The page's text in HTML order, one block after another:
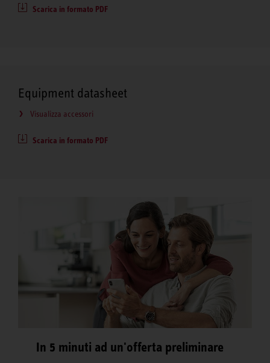
Scarica in formato PDF
Equipment datasheet
Visualizza accessori
Scarica in formato PDF
In 5 minuti ad un'offerta preliminare